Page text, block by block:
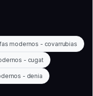
modernos - covarrubias
- cugat
- denia